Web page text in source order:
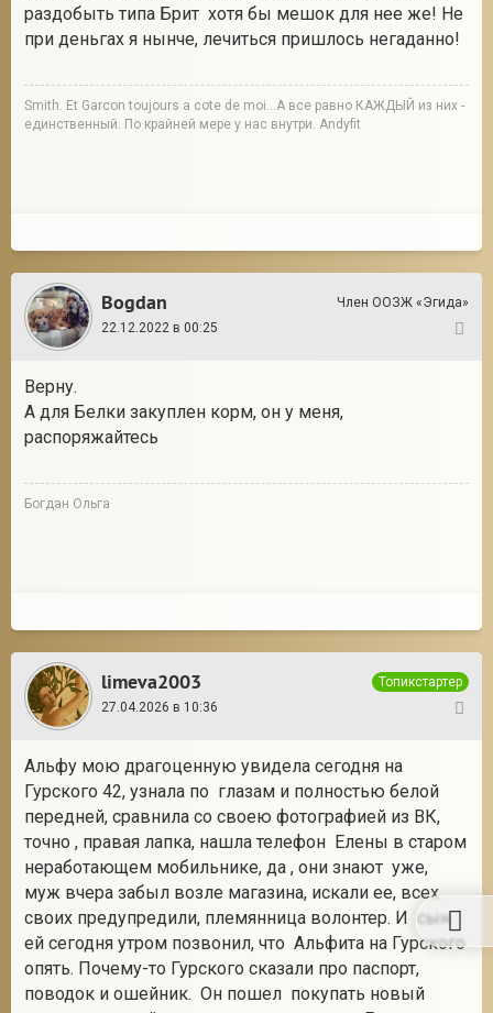
раздобыть типа Брит хотя бы мешок для нее же! Не
при деньгах я нынче, лечиться пришлось негаданно!
Smith. Et Garcon toujours a cote de moi...А все равно КАЖДЫЙ из них -
единственный. По крайней мере у нас внутри. Andyfit
Bogdan
Член ООЗЖ «Эгида»
22.12.2022 в 00:25
Верну.
А для Белки закуплен корм, он у меня,
распоряжайтесь
Богдан Ольга
limeva2003
Топикстартер
27.04.2026 в 10:36
Альфу мою драгоценную увидела сегодня на
Гурского 42, узнала по глазам и полностью белой
передней, сравнила со своею фотографией из ВК,
точно , правая лапка, нашла телефон Елены в старом
неработающем мобильнике, да , они знают уже,
муж вчера забыл возле магазина, искали ее, всех
своих предупредили, племянница волонтер. И сын
ей сегодня утром позвонил, что Альфита на Гурского
опять. Почему-то Гурского сказали про паспорт,
поводок и ошейник. Он пошел покупать новый